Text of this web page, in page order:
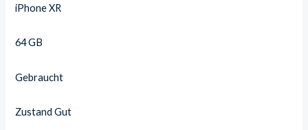
iPhone XR
64 GB
Gebraucht
Zustand Gut